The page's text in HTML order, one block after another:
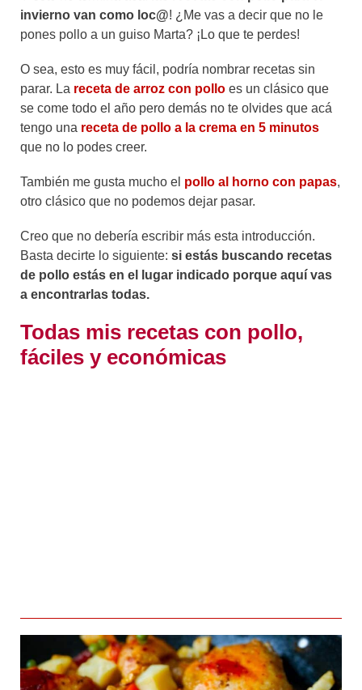
invierno van como loc@! ¿Me vas a decir que no le
pones pollo a un guiso Marta? ¡Lo que te perdes!
O sea, esto es muy fácil, podría nombrar recetas sin
parar. La receta de arroz con pollo es un clásico que
se come todo el año pero demás no te olvides que acá
tengo una receta de pollo a la crema en 5 minutos
que no lo podes creer.
También me gusta mucho el pollo al horno con papas,
otro clásico que no podemos dejar pasar.
Creo que no debería escribir más esta introducción.
Basta decirte lo siguiente: si estás buscando recetas
de pollo estás en el lugar indicado porque aquí vas
a encontrarlas todas.
Todas mis recetas con pollo,
fáciles y económicas